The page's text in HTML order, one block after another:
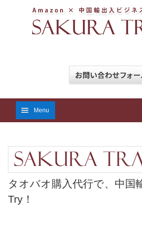
Menu
タオバオ購入代行で、中国
Try！